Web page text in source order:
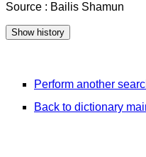
Source : Bailis Shamun
Perform another
Back to dictionary